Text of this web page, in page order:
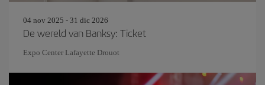
04 nov 2025 - 31 dic 2026
De wereld van Banksy: Ticket
Expo Center Lafayette Drouot